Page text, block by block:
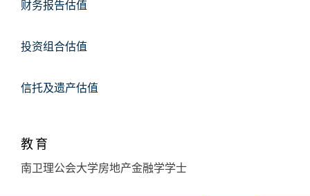
财务报告估值
投资组合估值
信托及遗产估值
教育
南卫理公会大学房地产金融学学士